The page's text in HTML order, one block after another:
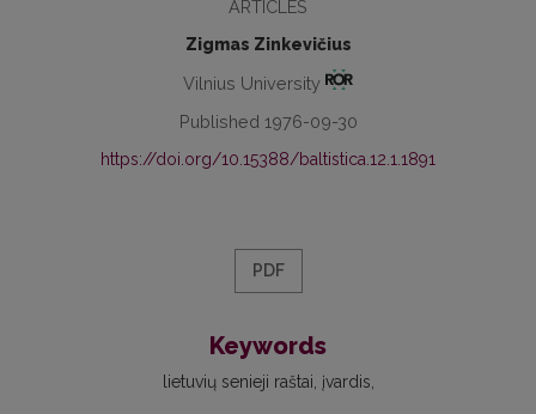
ARTICLES
Zigmas Zinkevičius
Vilnius University
Published 1976-09-30
https://doi.org/10.15388/baltistica.12.1.1891
PDF
Keywords
lietuvių senieji raštai įvardis